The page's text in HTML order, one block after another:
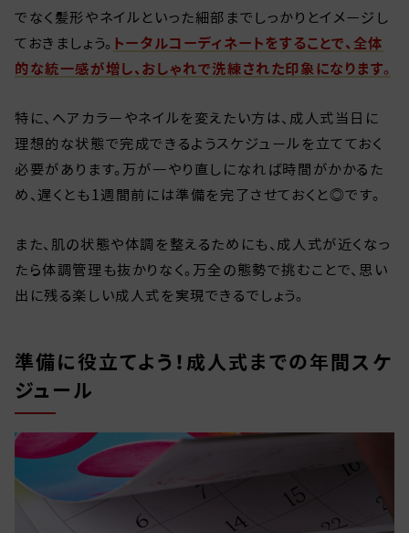
でなく髪形やネイルといった細部までしっかりとイメージし
ておきましょう。 トータルコーディネートをすることで、全体
的な統一感が増し、おしゃれで洗練された印象になります。
特に、ヘアカラーやネイルを変えたい方は、成人式当日に
理想的な状態で完成できるようスケジュールを立てておく
必要があります。万が一やり直しになれば時間がかかるた
め、遅くとも1週間前には準備を完了させておくと◎です。
また、肌の状態や体調を整えるためにも、成人式が近くなっ
たら体調管理も抜かりなく。万全の態勢で挑むことで、思い
出に残る楽しい成人式を実現できるでしょう。
準備に役立てよう！成人式までの年間スケ
ジュール